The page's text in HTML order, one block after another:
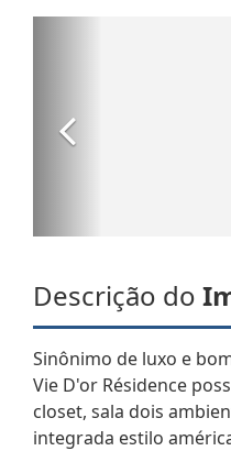
Descrição do
Sinônimo de luxo e
Vie D'or Résidence
closet, sala dois
integrada estilo